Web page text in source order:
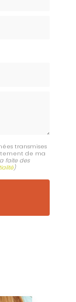
transmises
de ma
faite des
)